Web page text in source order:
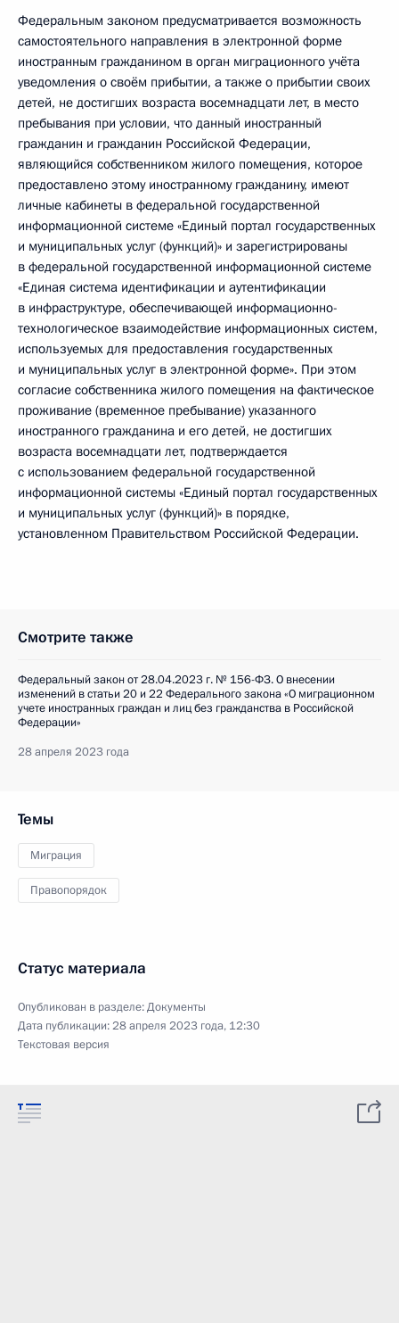
Федеральным законом предусматривается возможность
самостоятельного направления в электронной форме
иностранным гражданином в орган миграционного учёта
уведомления о своём прибытии, а также о прибытии своих
детей, не достигших возраста восемнадцати лет, в место
пребывания при условии, что данный иностранный
гражданин и гражданин Российской Федерации,
являющийся собственником жилого помещения, которое
предоставлено этому иностранному гражданину, имеют
личные кабинеты в федеральной государственной
информационной системе «Единый портал государственных
и муниципальных услуг (функций)» и зарегистрированы
в федеральной государственной информационной системе
«Единая система идентификации и аутентификации
в инфраструктуре, обеспечивающей информационно-
технологическое взаимодействие информационных систем,
используемых для предоставления государственных
и муниципальных услуг в электронной форме». При этом
согласие собственника жилого помещения на фактическое
проживание (временное пребывание) указанного
иностранного гражданина и его детей, не достигших
возраста восемнадцати лет, подтверждается
с использованием федеральной государственной
информационной системы «Единый портал государственных
и муниципальных услуг (функций)» в порядке,
установленном Правительством Российской Федерации.
Смотрите также
Федеральный закон от 28.04.2023 г. № 156-ФЗ. О внесении
изменений в статьи 20 и 22 Федерального закона «О миграционном
учете иностранных граждан и лиц без гражданства в Российской
Федерации»
28 апреля 2023 года
Темы
Миграция
Правопорядок
Статус материала
Опубликован в разделе:Документы
Дата публикации:28 апреля 2023 года, 12:30
Текстовая версия